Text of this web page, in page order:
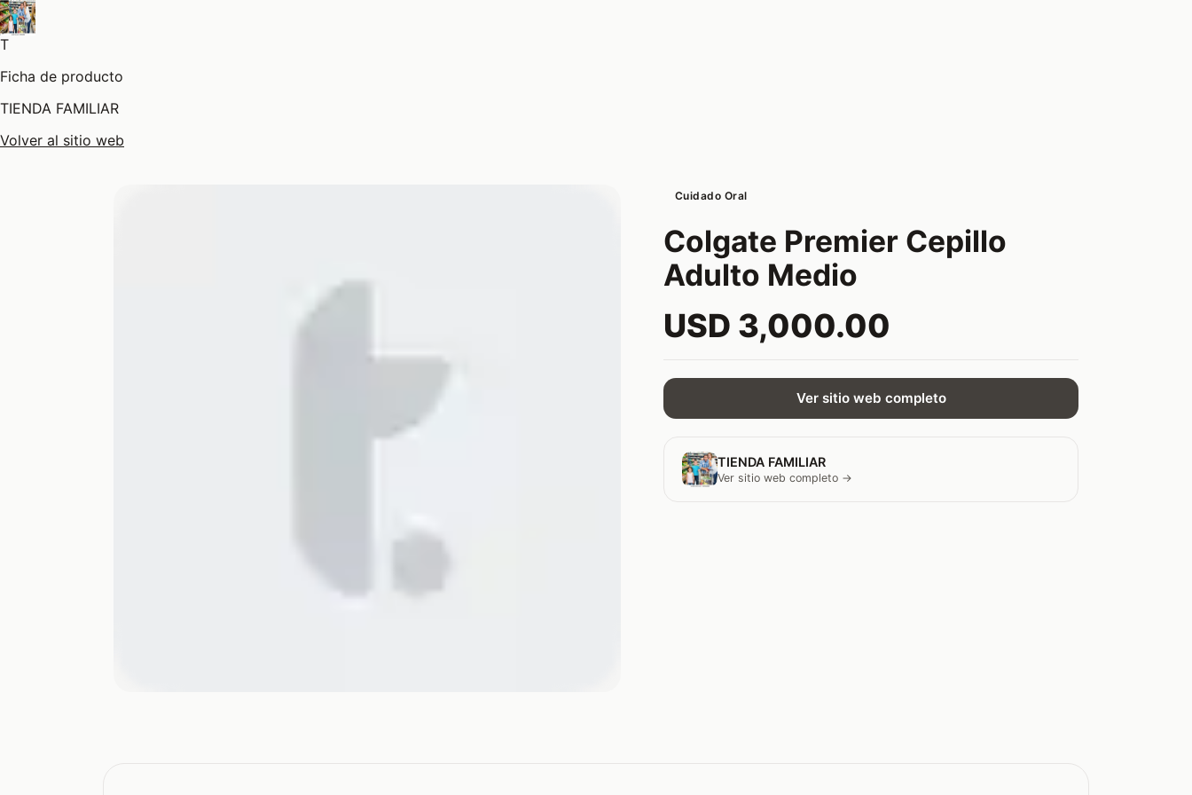
T
Ficha de producto
TIENDA FAMILIAR
Volver al sitio web
Cuidado Oral
Colgate Premier Cepillo
Adulto Medio
USD 3,000.00
Ver sitio web completo
TIENDA FAMILIAR
Ver sitio web completo →